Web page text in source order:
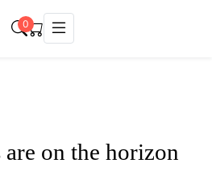
0
on the horizon